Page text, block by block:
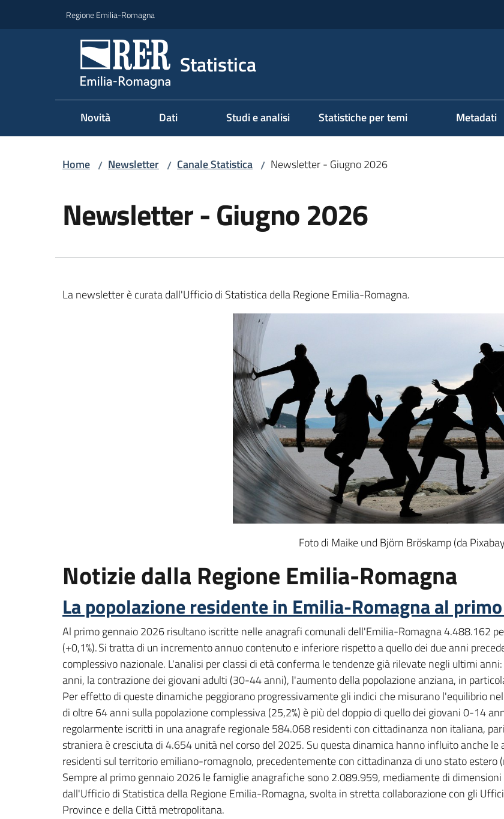
Regione Emilia-Romagna
Statistica
Novità Dati Studi e analisi Statistiche per temi Metadati
Home / Newsletter / Canale Statistica / Newsletter - Giugno 2026
Newsletter - Giugno 2026
La newsletter è curata dall'Ufficio di Statistica della Regione Emilia-Romagna.
Foto di Maike und Björn Bröskamp (da
Notizie dalla Regione Emilia-Romagna
La popolazione residente in Emilia-Romagna al
Al primo gennaio 2026 risultano iscritte nelle anagrafi comunali dell'Emilia-Romagna 4.488.162
(+0,1%). Si tratta di un incremento annuo contenuto e inferiore rispetto a quello dei due anni
complessivo nazionale. L'analisi per classi di età conferma le tendenze già rilevate negli ultimi
anni, la contrazione dei giovani adulti (30-44 anni), l'aumento della popolazione anziana, in
Per effetto di queste dinamiche peggiorano progressivamente gli indici che misurano l'equilibrio
di oltre 64 anni sulla popolazione complessiva (25,2%) è più del doppio di quello dei giovani 0-14
regolarmente iscritti in una anagrafe regionale 584.068 residenti con cittadinanza non italiana,
straniera è cresciuta di 4.654 unità nel corso del 2025. Su questa dinamica hanno influito anche
residenti sul territorio emiliano-romagnolo, precedentemente con cittadinanza di uno stato estero
Sempre al primo gennaio 2026 le famiglie anagrafiche sono 2.089.959, mediamente di
dall'Ufficio di Statistica della Regione Emilia-Romagna, svolta in stretta collaborazione con gli
Province e della Città metropolitana.